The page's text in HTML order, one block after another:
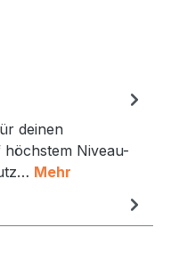
deinen
Niveau-
Mehr